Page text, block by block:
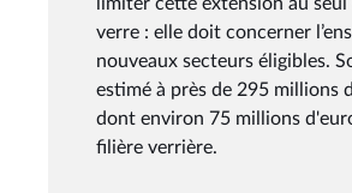
verre : elle doit concerner
nouveaux secteurs éligibles.
estimé à près de 295 millions
dont environ 75 millions
filière verrière.